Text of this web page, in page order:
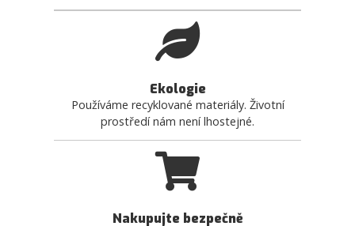
Ekologie
Používáme recyklované materiály. Životní
prostředí nám není lhostejné.
Nakupujte bezpečně